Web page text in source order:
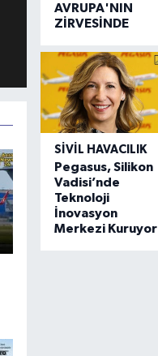
AVRUPA'NIN
ZİRVESİNDE
SIVIL HAVACILIK
Pegasus, Silikon
Vadisi’nde
Teknoloji
İnovasyon
Merkezi Kuruyor